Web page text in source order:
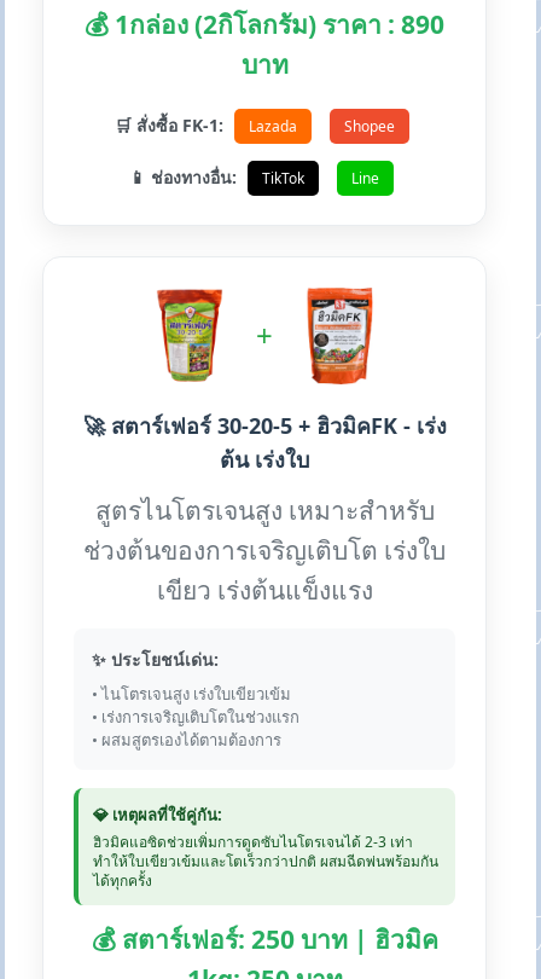
💰 1กล่อง (2กิโลกรัม) ราคา : 890
บาท
🛒 สั่งซื้อ FK-1: Lazada Shopee
📱 ช่องทางอื่น: TikTok Line
+
🚀 สตาร์เฟอร์ 30-20-5 + ฮิวมิคFK - เร่ง
ต้น เร่งใบ
สูตรไนโตรเจนสูง เหมาะสำหรับ
ช่วงต้นของการเจริญเติบโต เร่งใบ
เขียว เร่งต้นแข็งแรง
✨ ประโยชน์เด่น:
• ไนโตรเจนสูง เร่งใบเขียวเข้ม
• เร่งการเจริญเติบโตในช่วงแรก
• ผสมสูตรเองได้ตามต้องการ
💎 เหตุผลที่ใช้คู่กัน:
ฮิวมิคแอซิดช่วยเพิ่มการดูดซับไนโตรเจนได้ 2-3 เท่า
ทำให้ใบเขียวเข้มและโตเร็วกว่าปกติ ผสมฉีดพ่นพร้อมกัน
ได้ทุกครั้ง
💰 สตาร์เฟอร์: 250 บาท | ฮิวมิค